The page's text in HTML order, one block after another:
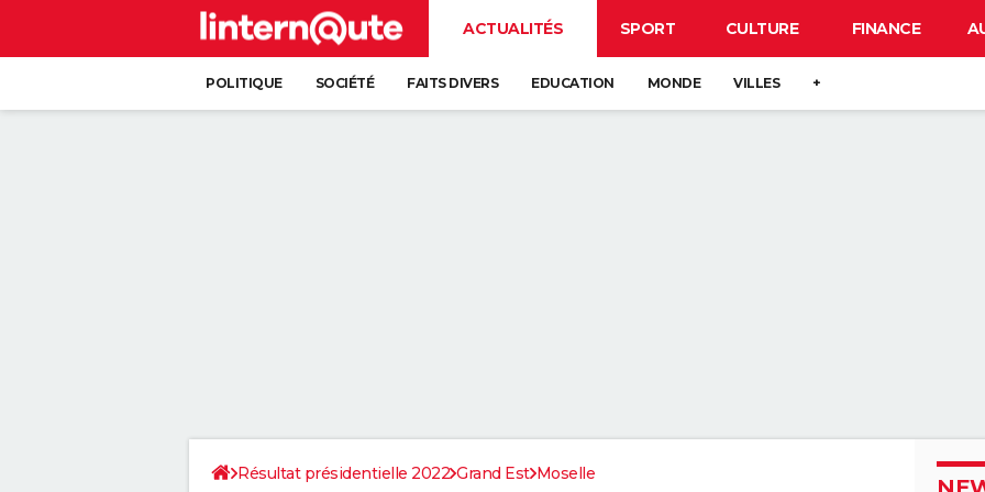
ACTUALITÉS SPORT CULTURE FINANCE
POLITIQUE SOCIÉTÉ FAITS DIVERS EDUCATION MONDE VILLES +
Résultat présidentielle 2022 Grand Est Moselle